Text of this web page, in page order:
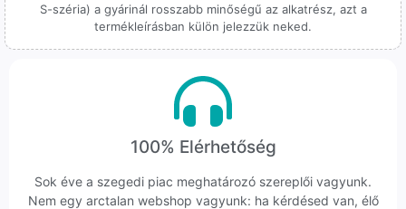
S-széria) a gyárinál rosszabb minőségű az alkatrész, azt a
termékleírásban külön jelezzük neked.
100% Elérhetőség
Sok éve a szegedi piac meghatározó szereplői vagyunk.
Nem egy arctalan webshop vagyunk: ha kérdésed van, élő